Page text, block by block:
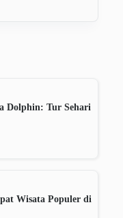
Dolphin: Tur Sehari
Wisata Populer di